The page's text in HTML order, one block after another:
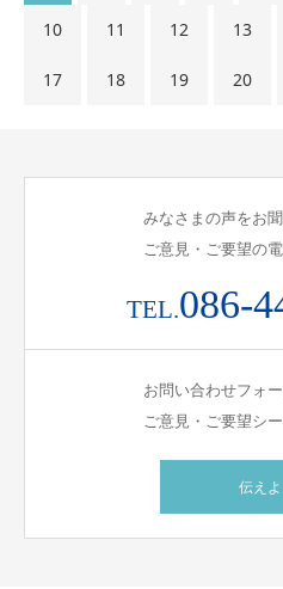
10 11 12 13
17 18 19 20
みなさまの声をお聞
ご意見・ご要望の
TEL.086-
お問い合わせフォ
ご意見・ご要望シ
伝えよ